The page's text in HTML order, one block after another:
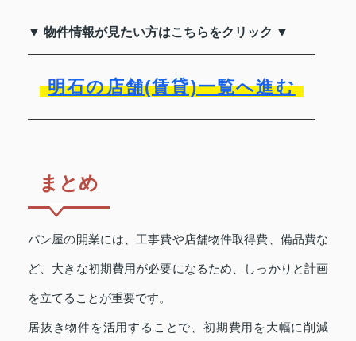
▼ 物件情報が見たい方はこちらをクリック ▼
明石の店舗(賃貸)一覧へ進む
まとめ
パン屋の開業には、工事費や店舗物件取得費、備品費な
ど、大きな初期費用が必要になるため、しっかりと計画
を立てることが重要です。
居抜き物件を活用することで、初期費用を大幅に削減